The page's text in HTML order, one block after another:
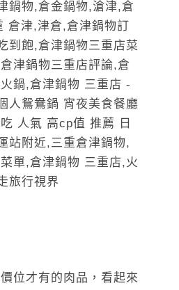
位才有的肉品，看起來